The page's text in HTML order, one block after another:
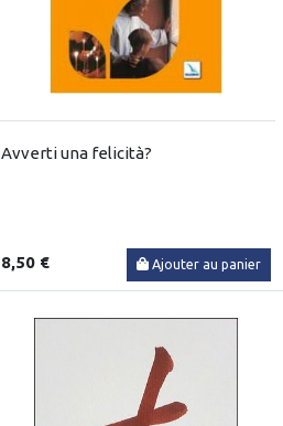
Avverti una felicità?
8,50 € Ajouter au panier